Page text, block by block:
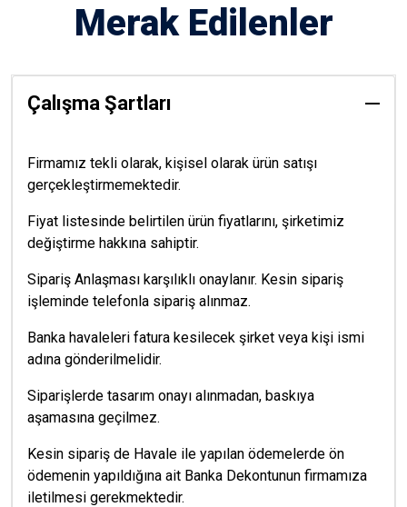
Merak Edilenler
Çalışma Şartları
Firmamız tekli olarak, kişisel olarak ürün satışı
gerçekleştirmemektedir.
Fiyat listesinde belirtilen ürün fiyatlarını, şirketimiz
değiştirme hakkına sahiptir.
Sipariş Anlaşması karşılıklı onaylanır. Kesin sipariş
işleminde telefonla sipariş alınmaz.
Banka havaleleri fatura kesilecek şirket veya kişi ismi
adına gönderilmelidir.
Siparişlerde tasarım onayı alınmadan, baskıya
aşamasına geçilmez.
Kesin sipariş de Havale ile yapılan ödemelerde ön
ödemenin yapıldığına ait Banka Dekontunun firmamıza
iletilmesi gerekmektedir.